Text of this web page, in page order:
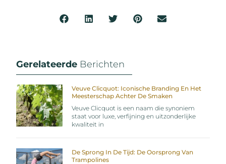
Gerelateerde Berichten
Veuve Clicquot: Iconische Branding En Het
Meesterschap Achter De Smaken
Veuve Clicquot is een naam die synoniem
staat voor luxe, verfijning en uitzonderlijke
kwaliteit in
De Sprong In De Tijd: De Oorsprong Van
Trampolines